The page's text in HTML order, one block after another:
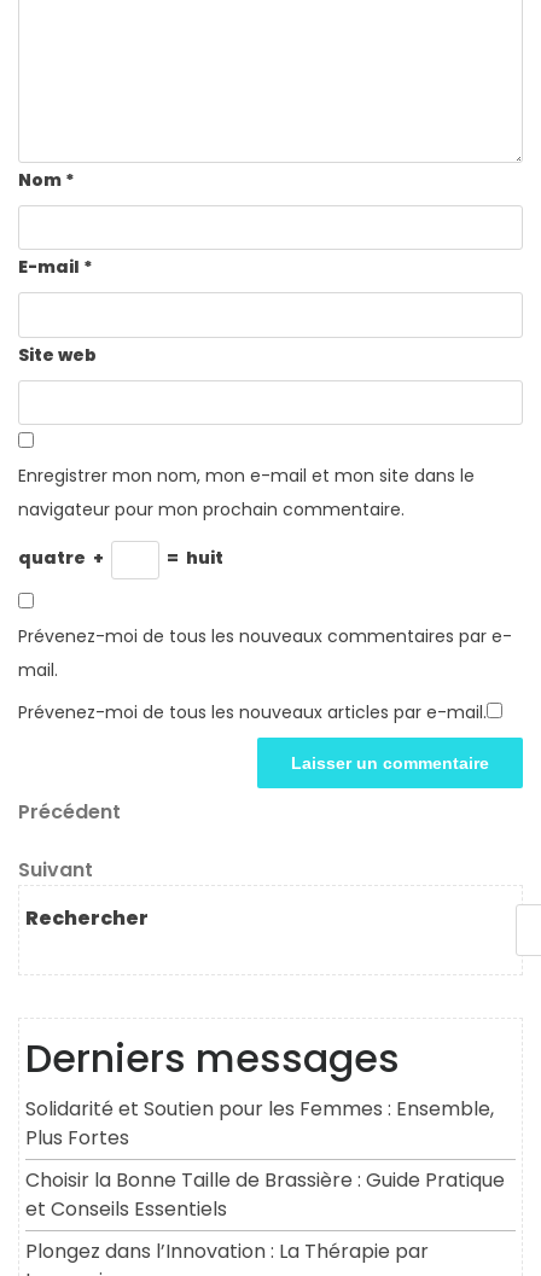
Nom *
E-mail *
Site web
Enregistrer mon nom, mon e-mail et mon site dans le
navigateur pour mon prochain commentaire.
quatre + = huit
Prévenez-moi de tous les nouveaux commentaires par e-
mail.
Prévenez-moi de tous les nouveaux articles par e-mail.
Navigation
de
l’article
Article
Précédent
Article
suivant
Suivant
Rechercher
Derniers messages
Solidarité et Soutien pour les Femmes : Ensemble,
Plus Fortes
Choisir la Bonne Taille de Brassière : Guide Pratique
et Conseils Essentiels
Plongez dans l’Innovation : La Thérapie par